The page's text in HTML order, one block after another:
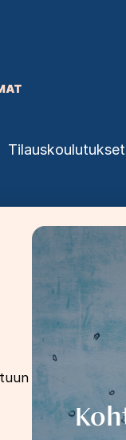
Tilauskoulutukset
Bild